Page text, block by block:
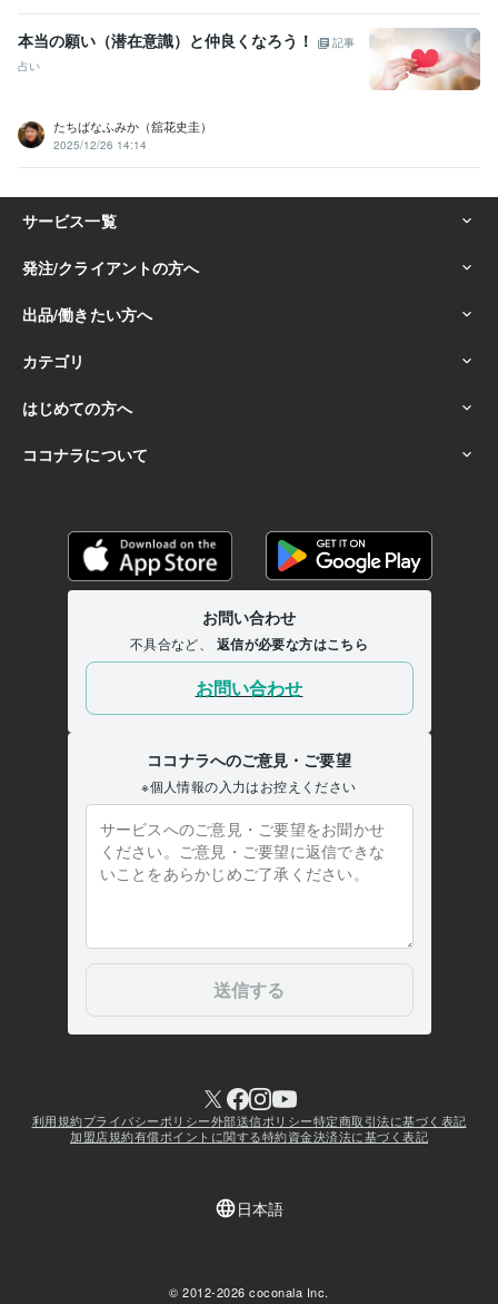
本当の願い（潜在意識）と仲良くなろう！
記事
占い
たちばなふみか（舘花史圭）
2025/12/26 14:14